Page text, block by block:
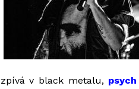
zpívá v black metalu,